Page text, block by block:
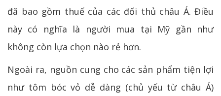
đã bao gồm thuế của các đối thủ châu Á. Điều
này có nghĩa là người mua tại Mỹ gần như
không còn lựa chọn nào rẻ hơn.
Ngoài ra, nguồn cung cho các sản phẩm tiện lợi
như tôm bóc vỏ dễ dàng (chủ yếu từ châu Á)